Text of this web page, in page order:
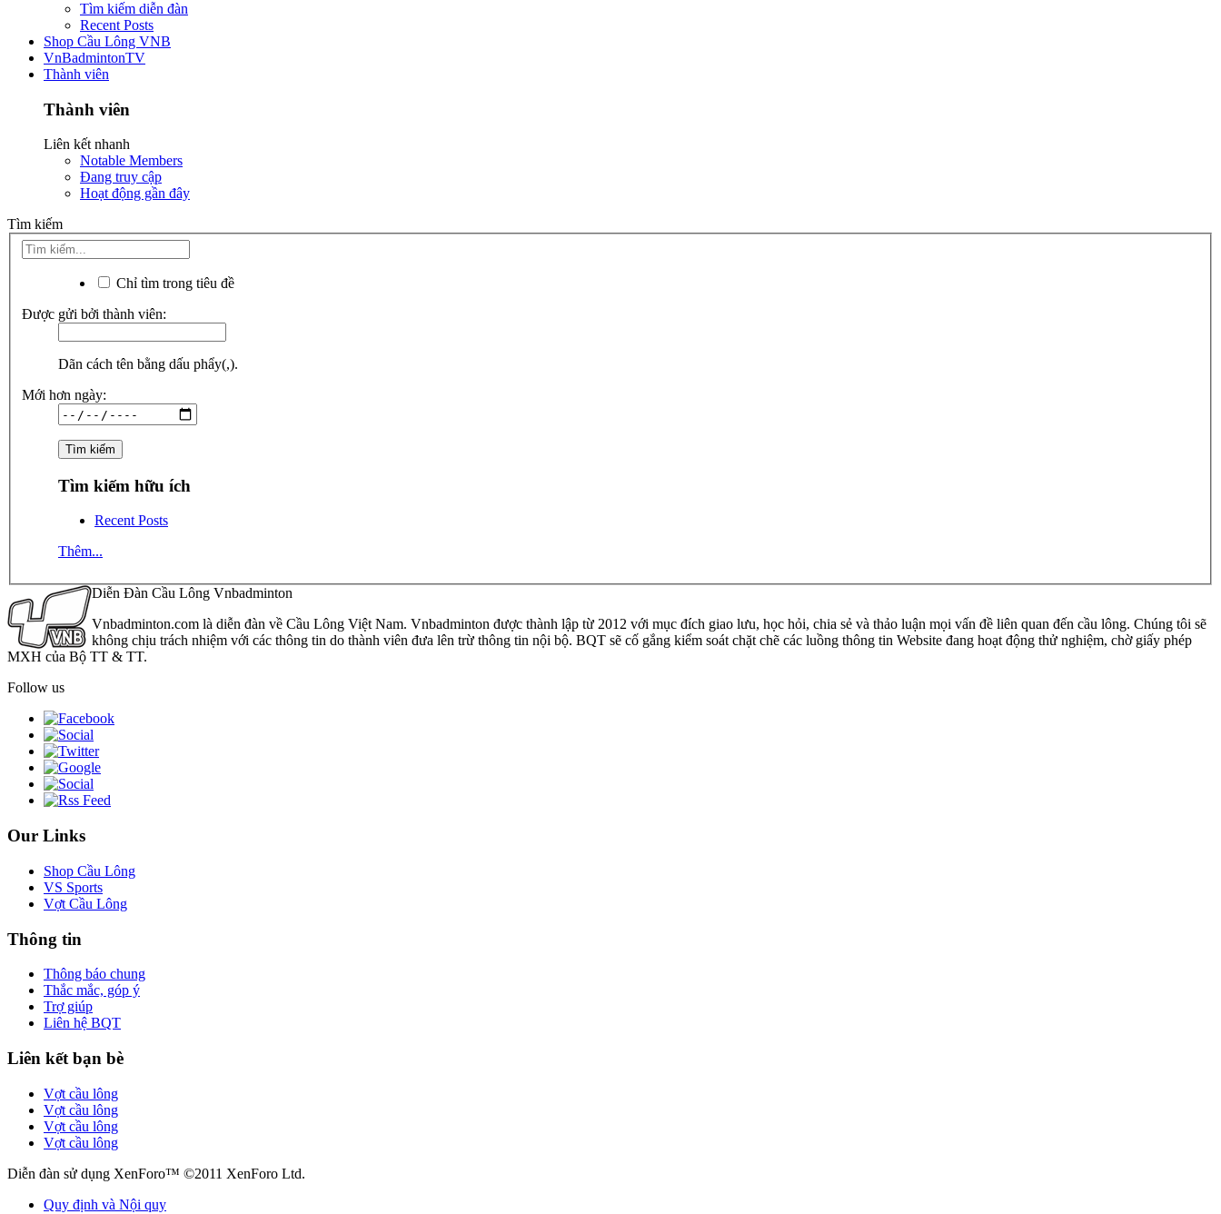
Tìm kiếm diễn đàn
Recent Posts
Shop Cầu Lông VNB
VnBadmintonTV
Thành viên
Thành viên
Liên kết nhanh
Notable Members
Đang truy cập
Hoạt động gần đây
Tìm kiếm
Chỉ tìm trong tiêu đề
Được gửi bởi thành viên:
Dãn cách tên bằng dấu phẩy(,).
Mới hơn ngày:
Tìm kiếm hữu ích
Recent Posts
Thêm...
Diễn Đàn Cầu Lông Vnbadminton
Vnbadminton.com là diễn đàn về Cầu Lông Việt Nam. Vnbadminton được thành lập từ 2012 với mục đích giao lưu, học hỏi, chia sẻ và thảo luận mọi vấn đề liên quan đến cầu lông. Chúng tôi sẽ
không chịu trách nhiệm với các thông tin do thành viên đưa lên trừ thông tin nội bộ. BQT sẽ cố gắng kiểm soát chặt chẽ các luồng thông tin Website đang hoạt động thử nghiệm, chờ giấy phép
MXH của Bộ TT & TT.
Follow us
Our Links
Shop Cầu Lông
VS Sports
Vợt Cầu Lông
Thông tin
Thông báo chung
Thắc mắc, góp ý
Trợ giúp
Liên hệ BQT
Liên kết bạn bè
Vợt cầu lông
Vợt cầu lông
Vợt cầu lông
Vợt cầu lông
Diễn đàn sử dụng XenForo™ ©2011 XenForo Ltd.
Quy định và Nội quy